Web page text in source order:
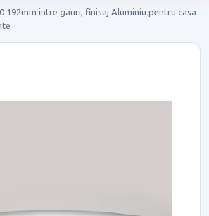
192mm intre gauri, finisaj Aluminiu pentru casa